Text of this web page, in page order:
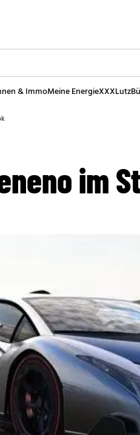
& ImmoMeine EnergieXXXLutz
im